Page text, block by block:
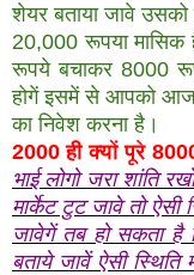
शेयर बताया जावे
20,000 रूपया मासिक
रूपये बचाकर 8000
होगें इसमें से आपको आज
का निवेश करना है।
2000 ही क्यों पूरे
भाई लोगो जरा शांति
मार्केट टुट जावे तो
जावेगें तब हो सकता
बताये जावें ऐसी